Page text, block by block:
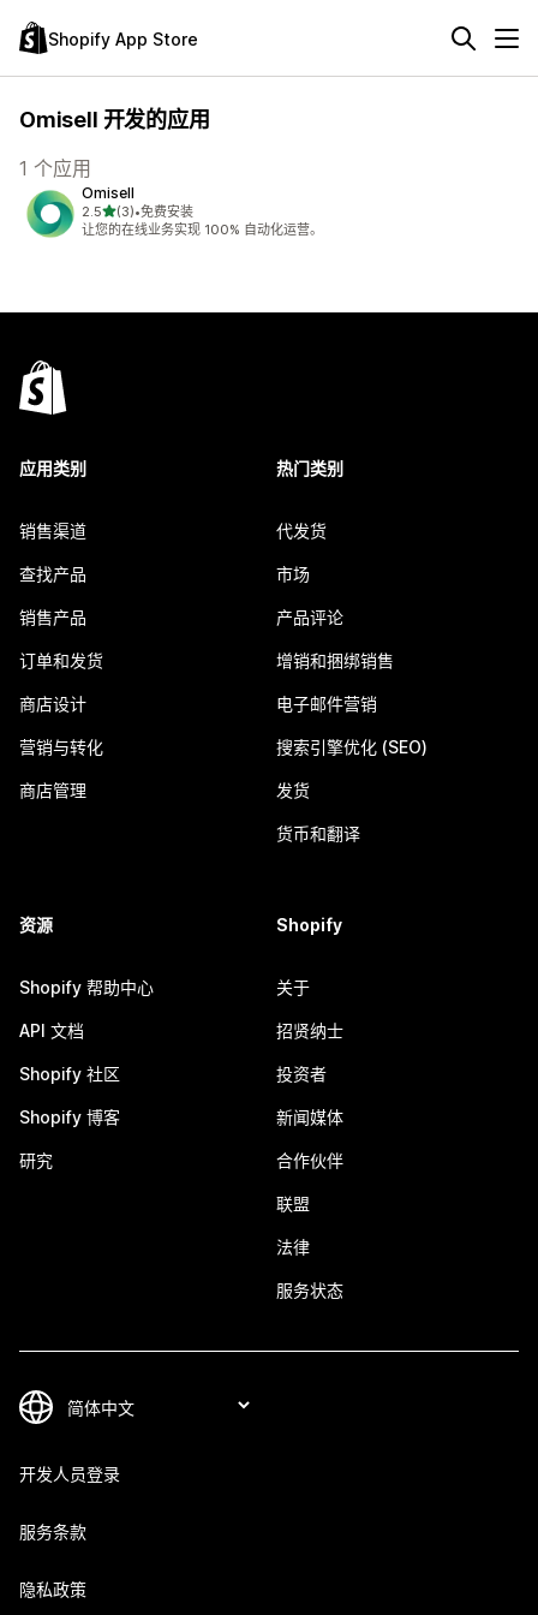
Shopify App Store
Omisell 开发的应用
1 个应用
Omisell
2.5星（满分 5 星）
(3)
总共 3 条评论
•免费安装
让您的在线业务实现 100% 自动化运营。
应用类别
销售渠道
查找产品
销售产品
订单和发货
商店设计
营销与转化
商店管理
热门类别
代发货
市场
产品评论
增销和捆绑销售
电子邮件营销
搜索引擎优化 (SEO)
发货
货币和翻译
资源
Shopify 帮助中心
API 文档
Shopify 社区
Shopify 博客
研究
Shopify
关于
招贤纳士
投资者
新闻媒体
合作伙伴
联盟
法律
服务状态
开发人员登录
服务条款
隐私政策